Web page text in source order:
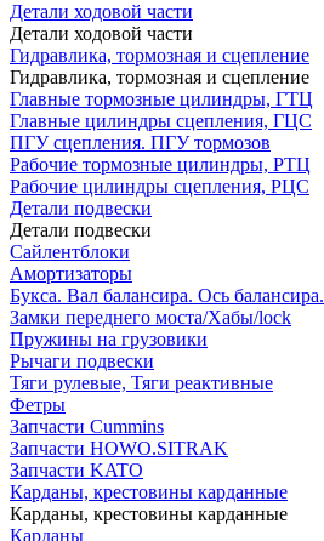
Детали ходовой части
Детали ходовой части
Гидравлика, тормозная и сцепление
Гидравлика, тормозная и сцепление
Главные тормозные цилиндры, ГТЦ
Главные цилиндры сцепления, ГЦС
ПГУ сцепления. ПГУ тормозов
Рабочие тормозные цилиндры, РТЦ
Рабочие цилиндры сцепления, РЦС
Детали подвески
Детали подвески
Cайлентблоки
Амортизаторы
Букса. Вал балансира. Ось балансира.
Замки переднего моста/Хабы/lock
Пружины на грузовики
Рычаги подвески
Тяги рулевые, Тяги реактивные
Фетры
Запчасти Cummins
Запчасти HOWO.SITRAK
Запчасти KATO
Карданы, крестовины карданные
Карданы, крестовины карданные
Карданы